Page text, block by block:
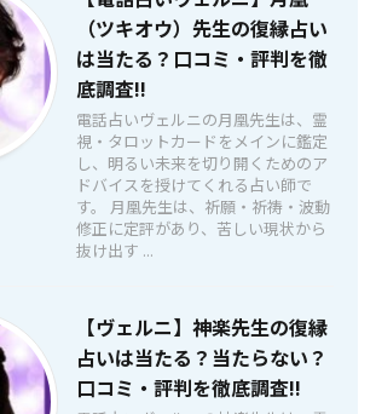
（ツキオウ）先生の復縁占い
は当たる？口コミ・評判を徹
底調査!!
電話占いヴェルニの月凰先生は、霊
視・タロットカードをメインに鑑定
し、明るい未来を切り開くためのア
ドバイスを授けてくれる占い師で
す。 月凰先生は、祈願・祈祷・波動
修正に定評があり、苦しい現状から
抜け出す ...
【ヴェルニ】神楽先生の復縁
占いは当たる？当たらない？
口コミ・評判を徹底調査!!